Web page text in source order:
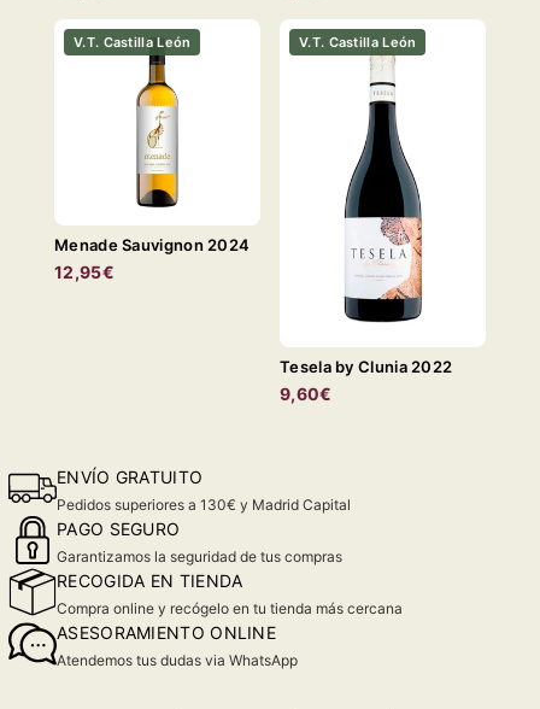
V.T. Castilla León
Menade Sauvignon 2024
12,95€
V.T. Castilla León
Tesela by Clunia 2022
9,60€
ENVÍO GRATUITO
Pedidos superiores a 130€ y Madrid Capital
PAGO SEGURO
Garantizamos la seguridad de tus compras
RECOGIDA EN TIENDA
Compra online y recógelo en tu tienda más cercana
ASESORAMIENTO ONLINE
Atendemos tus dudas via WhatsApp